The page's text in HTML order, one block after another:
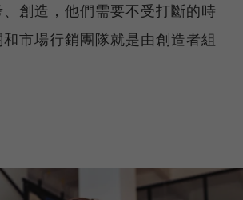
創造，他們需要不受打斷的時
市場行銷團隊就是由創造者組